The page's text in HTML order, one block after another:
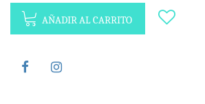
AÑADIR AL CARRITO